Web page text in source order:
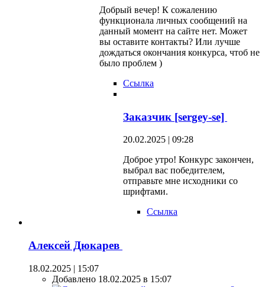
Добрый вечер! К сожалению
функционала личных сообщений на
данный момент на сайте нет. Может
вы оставите контакты? Или лучше
дождаться окончания конкурса, чтоб не
было проблем )
Ссылка
Заказчик [sergey-se]
20.02.2025 | 09:28
Доброе утро! Конкурс закончен,
выбрал вас победителем,
отправьте мне исходники со
шрифтами.
Ссылка
Алексей Дюкарев
18.02.2025 | 15:07
Добавлено 18.02.2025 в 15:07